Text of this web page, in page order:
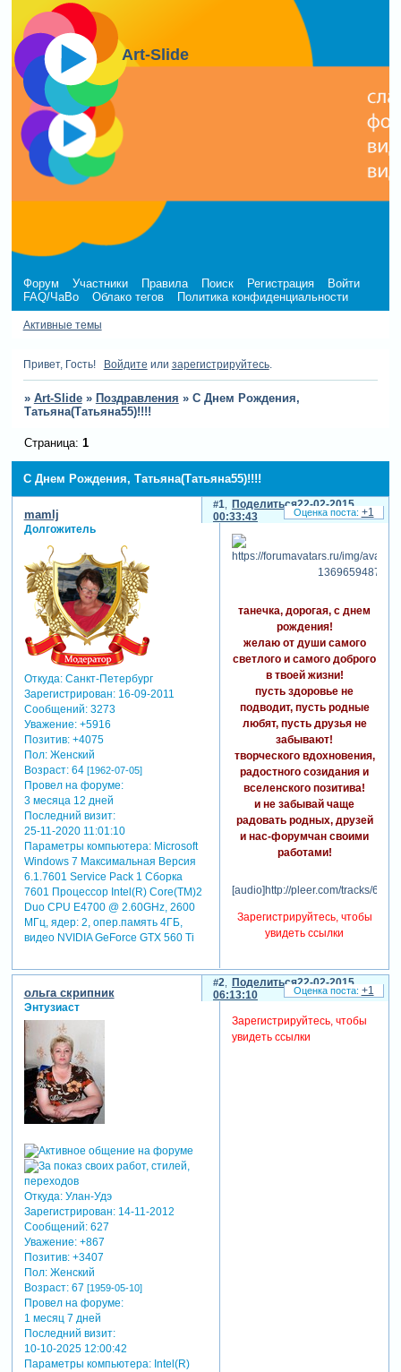
Art-Slide
Форум Участники Правила Поиск Регистрация
Войти
FAQ/ЧаВо
Облако тегов Политика конфиденциальности
Активные темы
Привет, Гость! Войдите или зарегистрируйтесь.
» Art-Slide » Поздравления » С Днем Рождения,
Татьяна(Татьяна55)!!!!
С Днем Рождения, Татьяна(Татьяна55)!!!!
Страница: 1
Поделиться
1
22-02-2015
00:33:43
mamlj
Долгожитель
Откуда:Санкт-Петербург
Зарегистрирован: 16-09-2011
Сообщений:3273
Уважение: +5916
Позитив: +4075
Пол:Женский
Возраст:64 [1962-07-05]
Провел на форуме:
3 месяца 12 дней
Последний визит:
25-11-2020 11:01:10
Параметры компьютера:Microsoft
Windows 7 Максимальная Версия
6.1.7601 Service Pack 1 Сборка
7601 Процессор Intel(R) Core(TM)2
Duo CPU E4700 @ 2.60GHz, 2600
МГц, ядер: 2, опер.память 4ГБ,
видео NVIDIA GeForce GTX 560 Ti
танечка, дорогая, с днем
рождения!
желаю от души самого
светлого и самого доброго
в твоей жизни!
пусть здоровье не
подводит, пусть родные
любят, пусть друзья не
забывают!
творческого вдохновения,
радостного созидания и
вселенского позитива!
и не забывай чаще
радовать родных, друзей
и нас-форумчан своими
работами!
[audio]http://pleer.com/tracks/
Зарегистрируйтесь, чтобы
увидеть ссылки
+1
Поделиться
2
22-02-2015
06:13:10
ольга скрипник
Энтузиаст
Откуда:Улан-Удэ
Зарегистрирован: 14-11-2012
Сообщений:627
Уважение: +867
Позитив: +3407
Пол:Женский
Возраст:67 [1959-05-10]
Провел на форуме:
1 месяц 7 дней
Последний визит:
10-10-2025 12:00:42
Параметры компьютера:Intel(R)
Зарегистрируйтесь, чтобы
увидеть ссылки
+1